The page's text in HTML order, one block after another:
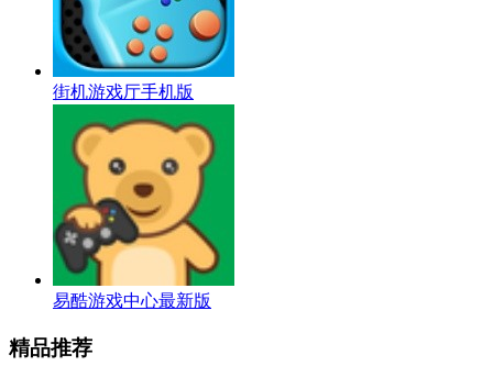
街机游戏厅手机版
易酷游戏中心最新版
精品推荐